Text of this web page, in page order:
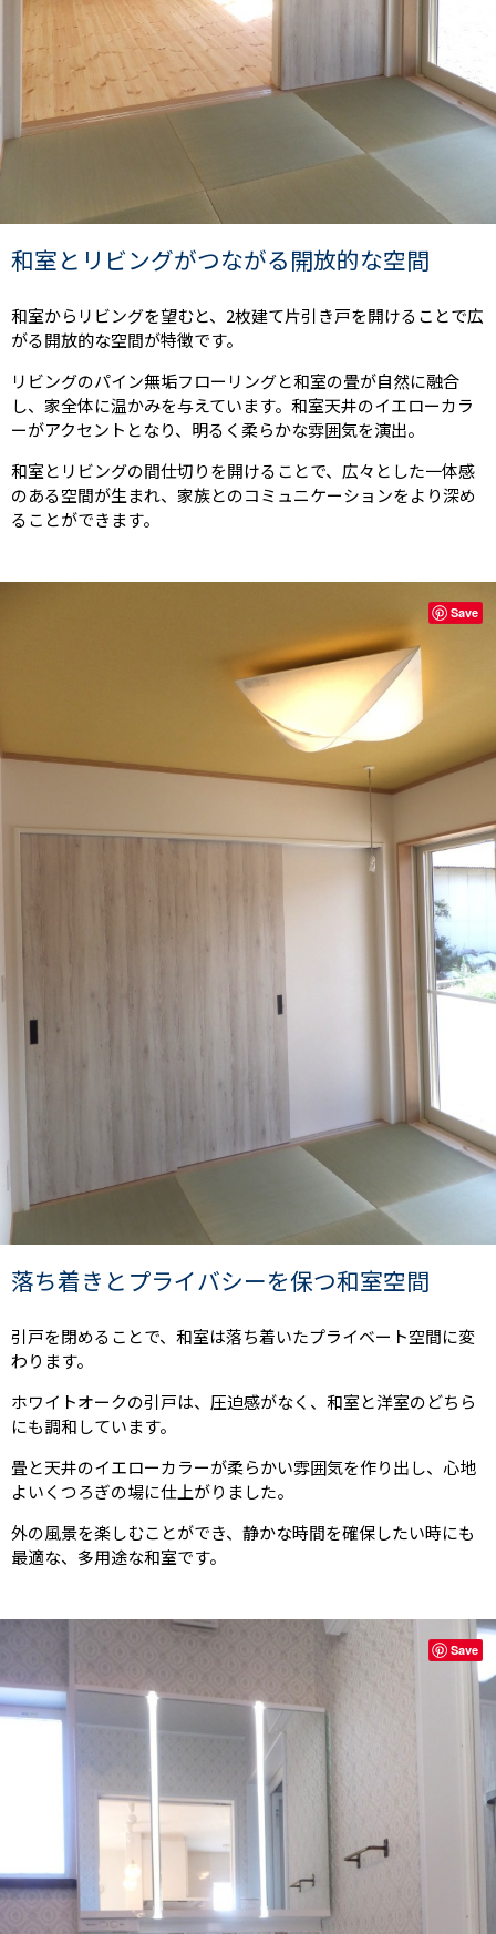
和室とリビングがつながる開放的な空間
和室からリビングを望むと、2枚建て片引き戸を開けることで広
がる開放的な空間が特徴です。
リビングのパイン無垢フローリングと和室の畳が自然に融合
し、家全体に温かみを与えています。和室天井のイエローカラ
ーがアクセントとなり、明るく柔らかな雰囲気を演出。
和室とリビングの間仕切りを開けることで、広々とした一体感
のある空間が生まれ、家族とのコミュニケーションをより深め
ることができます。
落ち着きとプライバシーを保つ和室空間
引戸を閉めることで、和室は落ち着いたプライベート空間に変
わります。
ホワイトオークの引戸は、圧迫感がなく、和室と洋室のどちら
にも調和しています。
畳と天井のイエローカラーが柔らかい雰囲気を作り出し、心地
よいくつろぎの場に仕上がりました。
外の風景を楽しむことができ、静かな時間を確保したい時にも
最適な、多用途な和室です。
Save
Save